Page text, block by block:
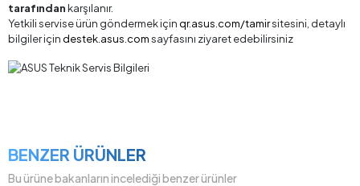
tarafındankarşılanır.
Yetkili servise ürün göndermek için qr.asus.com/tamirsitesini, detaylı
bilgiler için destek.asus.comsayfasını ziyaret edebilirsiniz
BENZER ÜRÜNLER
Bu ürüne bakanların incelediği benzer ürünler